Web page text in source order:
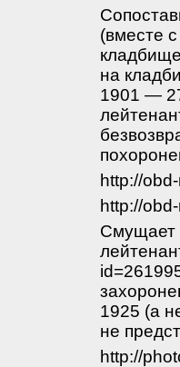
(вместе
на
1901 —
http://
http://
Смущает
1925 (а
не
http://